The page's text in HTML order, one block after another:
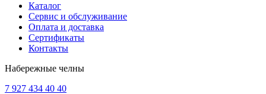
Каталог
Сервис и обслуживание
Оплата и доставка
Сертификаты
Контакты
Набережные челны
7 927 434 40 40